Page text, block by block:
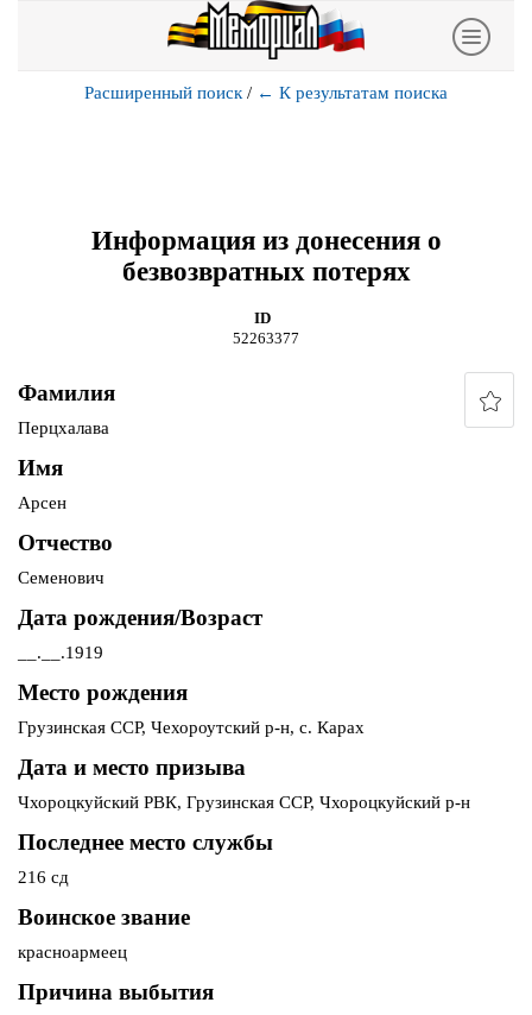
Расширенный поиск / ← К результатам поиска
Информация из донесения о
безвозвратных потерях
ID
52263377
Фамилия
Перцхалава
Имя
Арсен
Отчество
Семенович
Дата рождения/Возраст
__.__.1919
Место рождения
Грузинская ССР, Чехороутский р-н, с. Карах
Дата и место призыва
Чхороцкуйский РВК, Грузинская ССР, Чхороцкуйский р-н
Последнее место службы
216 сд
Воинское звание
красноармеец
Причина выбытия